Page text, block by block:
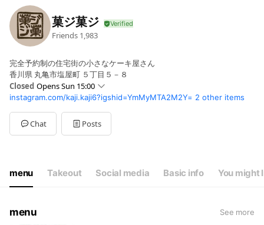
菓ジ菓ジ
Friends 1,983
完全予約制の住宅街の小さなケーキ屋さん
香川県 丸亀市塩屋町 ５丁目５－８
Closed Opens Sun 15:00
Sun15:00 - 18:00
Mon15:00 - 18:00
TueClosed
WedClosed
毎㈫㈬定休日 臨時休業有り
instagram.com/kaji.kaji6?igshid=YmMyMTA2M2Y= 2 other items
Chat Posts
menu Takeout Social media Basic info You might
menu See more